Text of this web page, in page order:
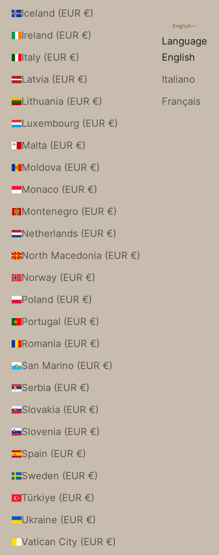
Iceland (EUR €)
Ireland (EUR €)
Italy (EUR €)
Latvia (EUR €)
Lithuania (EUR €)
Luxembourg (EUR €)
Malta (EUR €)
Moldova (EUR €)
Monaco (EUR €)
Montenegro (EUR €)
Netherlands (EUR €)
North Macedonia (EUR €)
Norway (EUR €)
Poland (EUR €)
Portugal (EUR €)
Romania (EUR €)
San Marino (EUR €)
Serbia (EUR €)
Slovakia (EUR €)
Slovenia (EUR €)
Spain (EUR €)
Sweden (EUR €)
Türkiye (EUR €)
Ukraine (EUR €)
Vatican City (EUR €)
English
Language
English
Italiano
Français